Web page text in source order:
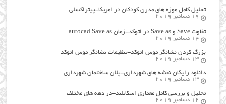
تحلیل کامل موزه های مدرن کودکان در امریکا-پیتراکسلی
19 دسامبر 2019
تفاوت Save و Save as در اتوکد-زمان autocad Save as
14 دسامبر 2019
بزرگ کردن نشانگر موس اتوکد-تنظیمات نشانگر موس اتوکد
13 دسامبر 2019
دانلود رایگان نقشه های شهرداری-پلان ساختمان شهرداری
13 دسامبر 2019
تحلیل و بررسی کامل معماری اسکاتلند-در دهه های مختلف
12 دسامبر 2019